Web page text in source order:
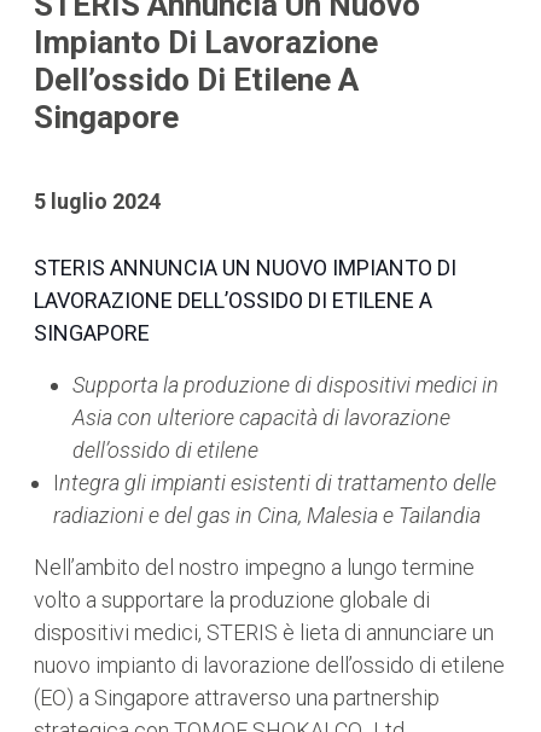
Impianto Di Lavorazione
Dell’ossido Di Etilene A
Singapore
5 luglio 2024
STERIS ANNUNCIA UN NUOVO IMPIANTO DI
LAVORAZIONE DELL’OSSIDO DI ETILENE A
SINGAPORE
Supporta la produzione di dispositivi medici in
Asia con ulteriore capacità di lavorazione
dell’ossido di etilene
Integra gli impianti esistenti di trattamento delle
radiazioni e del gas in Cina, Malesia e Tailandia
Nell’ambito del nostro impegno a lungo termine
volto a supportare la produzione globale di
dispositivi medici, STERIS è lieta di annunciare un
nuovo impianto di lavorazione dell’ossido di etilene
(EO) a Singapore attraverso una partnership